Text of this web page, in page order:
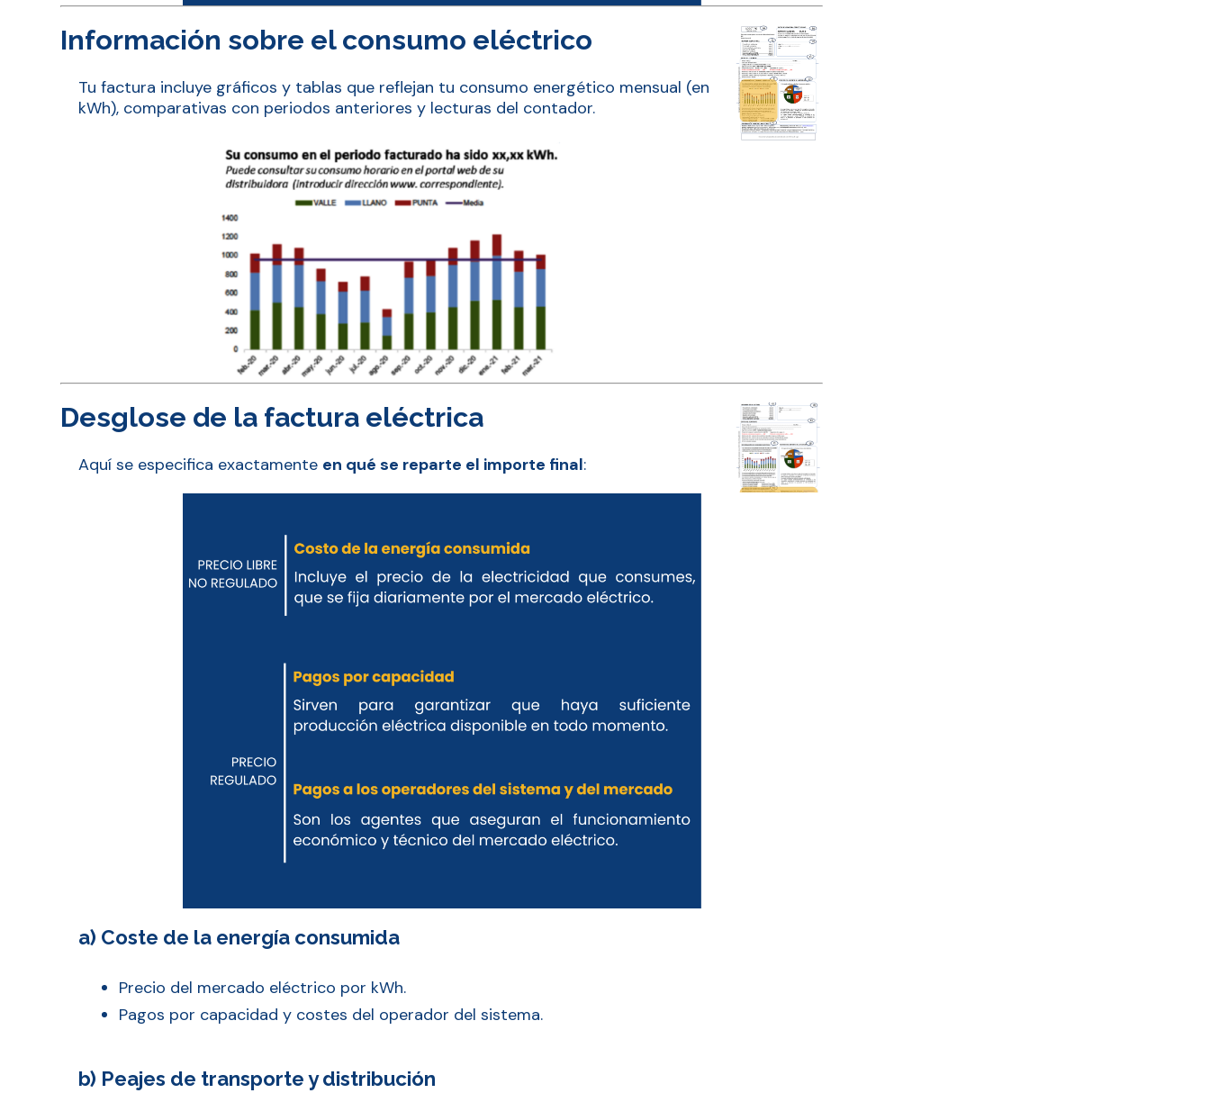
Información sobre el consumo eléctrico
Tu factura incluye gráficos y tablas que reflejan tu consumo energético mensual (en
kWh), comparativas con periodos anteriores y lecturas del contador.
Desglose de la factura eléctrica
Aquí se especifica exactamente en qué se reparte el importe final:
a) Coste de la energía consumida
Precio del mercado eléctrico por kWh.
Pagos por capacidad y costes del operador del sistema.
b) Peajes de transporte y distribución